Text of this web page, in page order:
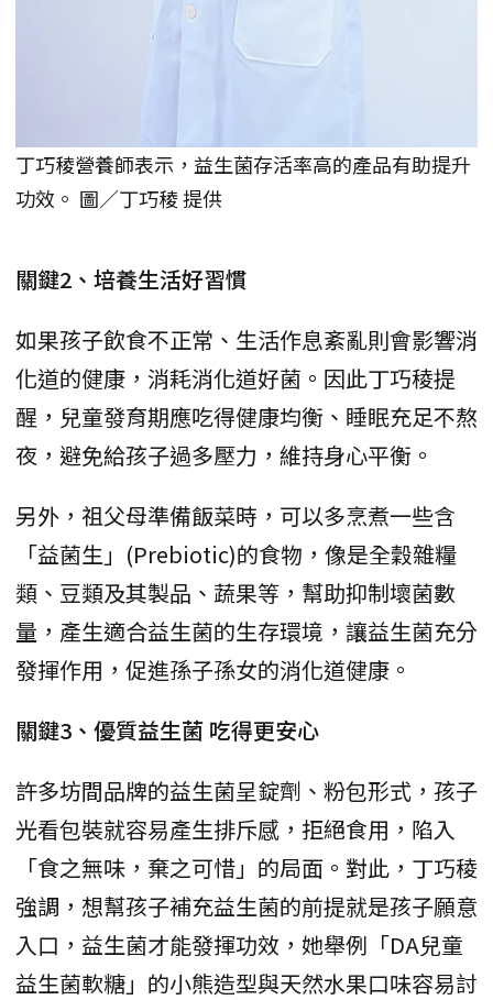
丁巧稜營養師表示，益生菌存活率高的產品有助提升
功效。 圖／丁巧稜 提供
關鍵2、培養生活好習慣
如果孩子飲食不正常、生活作息紊亂則會影響消
化道的健康，消耗消化道好菌。因此丁巧稜提
醒，兒童發育期應吃得健康均衡、睡眠充足不熬
夜，避免給孩子過多壓力，維持身心平衡。
另外，祖父母準備飯菜時，可以多烹煮一些含
「益菌生」(Prebiotic)的食物，像是全穀雜糧
類、豆類及其製品、蔬果等，幫助抑制壞菌數
量，產生適合益生菌的生存環境，讓益生菌充分
發揮作用，促進孫子孫女的消化道健康。
關鍵3、優質益生菌 吃得更安心
許多坊間品牌的益生菌呈錠劑、粉包形式，孩子
光看包裝就容易產生排斥感，拒絕食用，陷入
「食之無味，棄之可惜」的局面。對此，丁巧稜
強調，想幫孩子補充益生菌的前提就是孩子願意
入口，益生菌才能發揮功效，她舉例「DA兒童
益生菌軟糖」的小熊造型與天然水果口味容易討